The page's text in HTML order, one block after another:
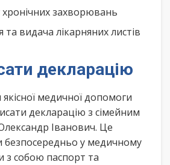
захворювань
видача лікарняних листів
декларацію
медичної допомоги
декларацію з сімейним
Іванович. Це
у медичному
з собою паспорт та